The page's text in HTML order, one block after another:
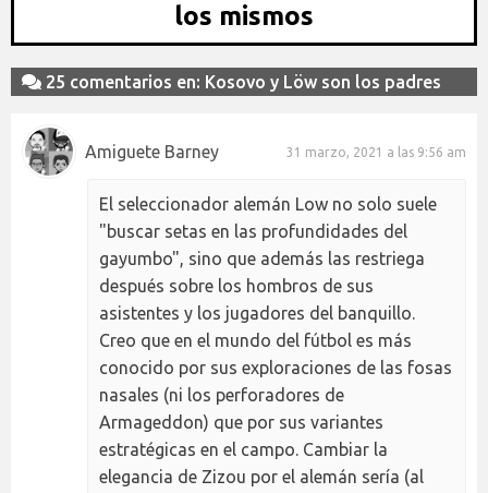
los mismos
25 comentarios en: Kosovo y Löw son los padres
Amiguete Barney 31 marzo, 2021 a las 9:56 am
El seleccionador alemán Low no solo suele
"buscar setas en las profundidades del
gayumbo", sino que además las restriega
después sobre los hombros de sus
asistentes y los jugadores del banquillo.
Creo que en el mundo del fútbol es más
conocido por sus exploraciones de las fosas
nasales (ni los perforadores de
Armageddon) que por sus variantes
estratégicas en el campo. Cambiar la
elegancia de Zizou por el alemán sería (al